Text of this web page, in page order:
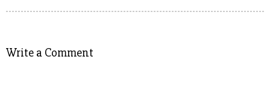
Write a Comment